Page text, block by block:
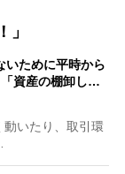
」
いために平時から
資産の棚卸し…
いたり、取引環